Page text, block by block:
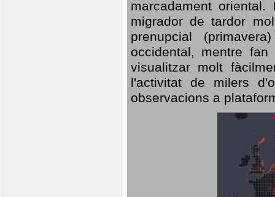
marcadament
migrador de tardor
prenupcial
occidental, mentre
visualitzar molt
l'activitat de milers
observacions a